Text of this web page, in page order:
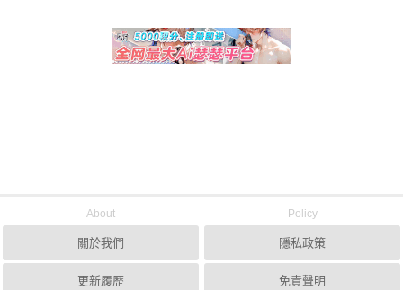
About
關於我們
更新履歷
Policy
隱私政策
免責聲明